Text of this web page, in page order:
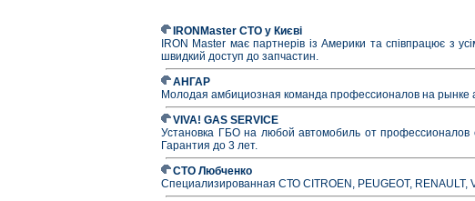
IRONMaster СТО у Києві
IRON Master має партнерів із Америки та співпрацює з
швидкий доступ до запчастин.
АНГАР
Молодая амбициозная команда профессионалов на рынке
VIVA! GAS SERVICE
Установка ГБО на любой автомобиль от
Гарантия до 3 лет.
СТО Любченко
Специализированная СТО CITROEN, PEUGEOT, RENAULT,